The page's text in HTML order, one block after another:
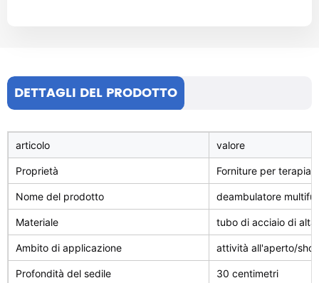
DETTAGLI DEL PRODOTTO
articolo valore
Proprietà Forniture per terapia
Nome del prodotto deambulatore
Materiale tubo di acciaio di alta
Ambito di applicazione attività all'aperto/
Profondità del sedile 30 centimetri